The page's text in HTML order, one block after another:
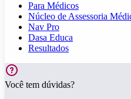
Para Médicos
Núcleo de Assessoria
Nav Pro
Dasa Educa
Resultados
Você tem dúvidas?